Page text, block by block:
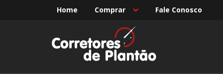
Home Comprar Fale Conosco